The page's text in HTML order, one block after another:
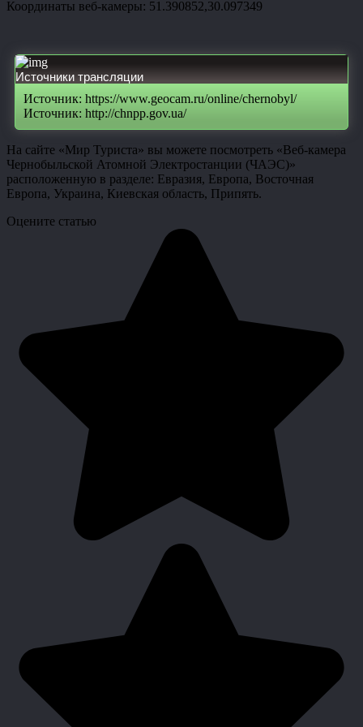
Координаты веб-камеры: 51.390852,30.097349
Источники трансляции
Источник: https://www.geocam.ru/online/chernobyl/
Источник: http://chnpp.gov.ua/
На сайте «Мир Туриста» вы можете посмотреть «Веб-камера
Чернобыльской Атомной Электростанции (ЧАЭС)»
расположенную в разделе: Евразия, Европа, Восточная
Европа, Украина, Киевская область, Припять.
Оцените статью